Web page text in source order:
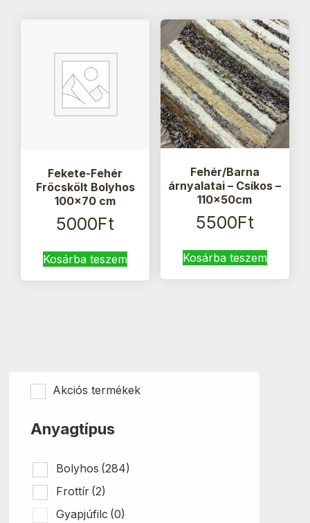
Fekete-Fehér
Fröcskölt Bolyhos
100×70 cm
5000Ft
Kosárba teszem
Fehér/Barna
árnyalatai – Csíkos –
110x50cm
5500Ft
Kosárba teszem
Akciós termékek
Anyagtípus
Bolyhos (284)
Frottír (2)
Gyapjúfilc (0)